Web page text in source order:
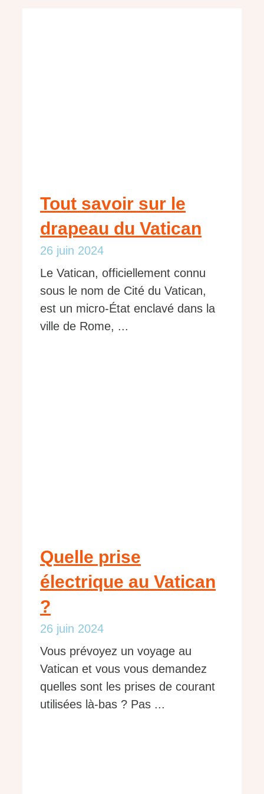
Tout savoir sur le
drapeau du Vatican
26 juin 2024
Le Vatican, officiellement connu
sous le nom de Cité du Vatican,
est un micro-État enclavé dans la
ville de Rome, ...
Quelle prise
électrique au Vatican
?
26 juin 2024
Vous prévoyez un voyage au
Vatican et vous vous demandez
quelles sont les prises de courant
utilisées là-bas ? Pas ...